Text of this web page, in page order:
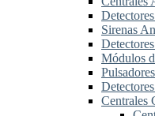
Sirenas
Módulos
Centrales